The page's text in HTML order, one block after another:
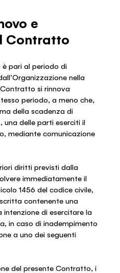
e
Contratto
pari al periodo di
nella
si rinnova
periodo, a meno che,
della scadenza di
una delle parti eserciti il
mediante comunicazione
diritti previsti dalla
immediatamente il
1456 del codice civile,
contenente una
intenzione di esercitare la
in caso di inadempimento
a uno dei seguenti
del presente Contratto, i